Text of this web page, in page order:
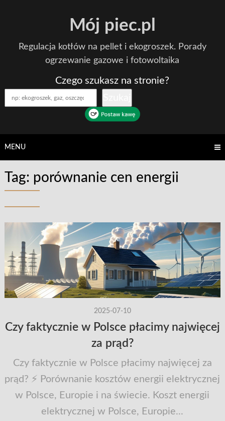
Mój piec.pl
Regulacja kotłów na pellet i ekogroszek. Porady
ogrzewanie gazowe i fotowoltaika
Czego szukasz na stronie?
MENU
Tag: porównanie cen energii
2025-07-10
Czy faktycznie w Polsce płacimy najwięcej
za prąd?
Czy faktycznie w Polsce płacimy najwięcej za
prąd? ⚡ Porównanie kosztów energii elektrycznej
w Polsce, Europie i na świecie. Koszt energii
elektrycznej w Polsce, Europie...